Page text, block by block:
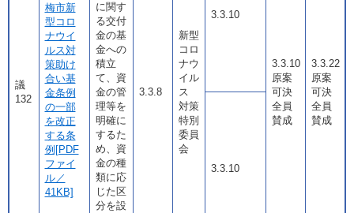
議
132
梅市新
型コロ
ナウイ
ルス対
策助け
合い基
金条例
の一部
を改正
する条
例[PDF
ファイ
ル／
41KB]
に関す
る交付
金の基
金への
積立
て、資
金の管
理等を
明確に
するた
め、資
金の種
類に応
じた区
分を設
3.3.8
新型
コロ
ナウ
イル
ス
対策
特別
委員
会
3.3.10
3.3.10
原案
可決
全員
賛成
3.3.22
原案
可決
全員
賛成
3.3.10